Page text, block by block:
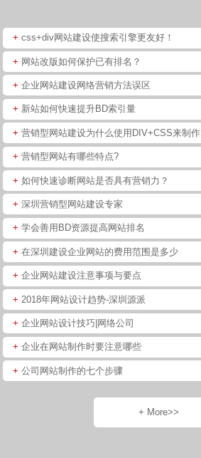
+ css+div网站建设使搜索引擎更友好！
+ 网站改版如何保护已有排名？
+ 企业网站建设网络营销方法误区
+ 新站如何快速提升BD索引量
+ 营销型网站建设为什么使用DIV+CSS来制作
+ 营销型网站有哪些特点?
+ 如何快速诊断网站是否具有营销力？
+ 深圳营销型网站建设专家
+ 学会善用BD资源提高网站排名
+ 在深圳建设企业网站的费用范围是多少
+ 企业网站建设注意事项与要点
+ 2018年网站设计趋势-深圳源派
+ 企业网站设计技巧|网络公司
+ 企业在网站制作时要注意哪些
+ 公司网站制作的七个步骤
+ More>>